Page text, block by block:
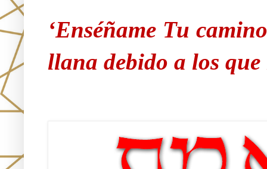
‘Enséñame Tu
llana debido a los que